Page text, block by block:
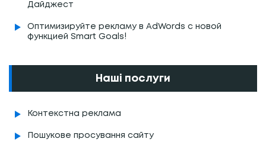
Дайджест
Оптимизируйте рекламу в AdWords с новой
функцией Smart Goals!
Наші послуги
Контекстна реклама
Пошукове просування сайту